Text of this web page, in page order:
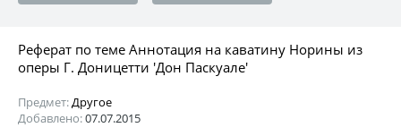
Реферат по теме Аннотация на каватину Норины из
оперы Г. Доницетти 'Дон Паскуале'
Предмет:Другое
Добавлено:07.07.2015